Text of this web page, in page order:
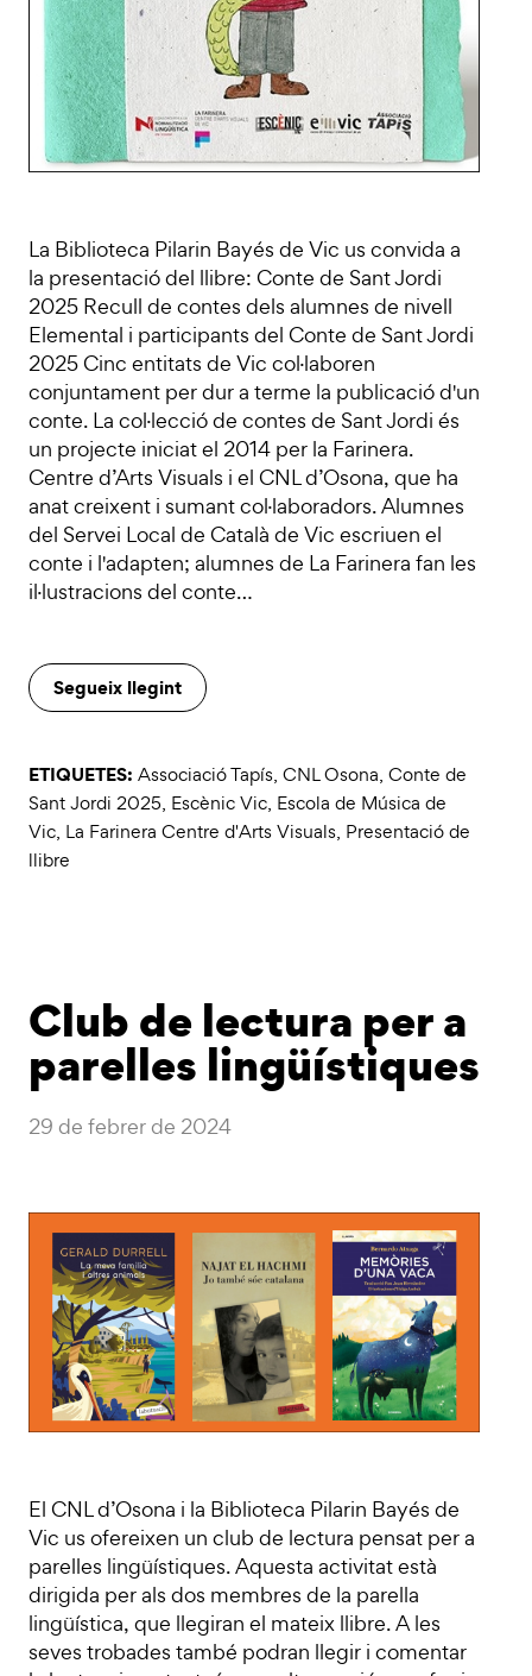
La Biblioteca Pilarin Bayés de Vic us convida a
la presentació del llibre: Conte de Sant Jordi
2025 Recull de contes dels alumnes de nivell
Elemental i participants del Conte de Sant Jordi
2025 Cinc entitats de Vic col·laboren
conjuntament per dur a terme la publicació d'un
conte. La col·lecció de contes de Sant Jordi és
un projecte iniciat el 2014 per la Farinera.
Centre d’Arts Visuals i el CNL d’Osona, que ha
anat creixent i sumant col·laboradors. Alumnes
del Servei Local de Català de Vic escriuen el
conte i l'adapten; alumnes de La Farinera fan les
il·lustracions del conte…
Segueix llegint
ETIQUETES: Associació Tapís, CNL Osona, Conte de
Sant Jordi 2025, Escènic Vic, Escola de Música de
Vic, La Farinera Centre d'Arts Visuals, Presentació de
llibre
Club de lectura per a
parelles lingüístiques
29 de febrer de 2024
El CNL d’Osona i la Biblioteca Pilarin Bayés de
Vic us ofereixen un club de lectura pensat per a
parelles lingüístiques. Aquesta activitat està
dirigida per als dos membres de la parella
lingüística, que llegiran el mateix llibre. A les
seves trobades també podran llegir i comentar